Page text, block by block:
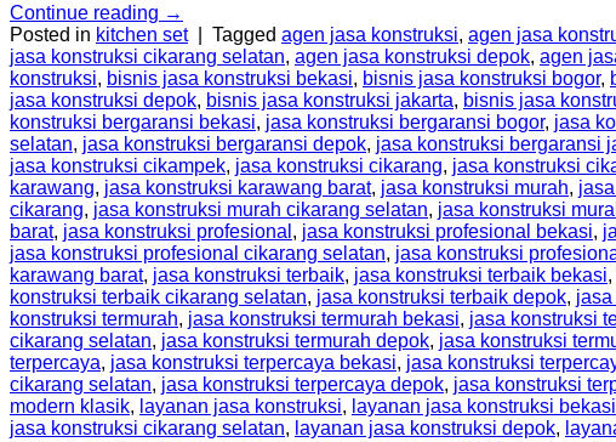
Continue reading →
Posted in kitchen set Tagged agen jasa konstruksi, agen jasa
jasa konstruksi cikarang selatan, agen jasa konstruksi depok, agen
konstruksi, bisnis jasa konstruksi bekasi, bisnis jasa konstruksi bogor,
jasa konstruksi depok, bisnis jasa konstruksi jakarta, bisnis jasa
konstruksi bergaransi bekasi, jasa konstruksi bergaransi bogor, jasa
selatan, jasa konstruksi bergaransi depok, jasa konstruksi bergaransi
jasa konstruksi cikampek, jasa konstruksi cikarang, jasa konstruksi
karawang, jasa konstruksi karawang barat, jasa konstruksi murah,
cikarang, jasa konstruksi murah cikarang selatan, jasa konstruksi
barat, jasa konstruksi profesional , jasa konstruksi profesional bekasi,
jasa konstruksi profesional cikarang selatan, jasa konstruksi
karawang barat, jasa konstruksi terbaik, jasa konstruksi terbaik bekasi,
konstruksi terbaik cikarang selatan, jasa konstruksi terbaik depok,
konstruksi termurah, jasa konstruksi termurah bekasi, jasa konstruksi
cikarang selatan, jasa konstruksi termurah depok, jasa konstruksi
terpercaya, jasa konstruksi terpercaya bekasi, jasa konstruksi
cikarang selatan, jasa konstruksi terpercaya depok, jasa konstruksi
modern klasik, layanan jasa konstruksi, layanan jasa konstruksi bekasi
jasa konstruksi cikarang selatan, layanan jasa konstruksi depok,